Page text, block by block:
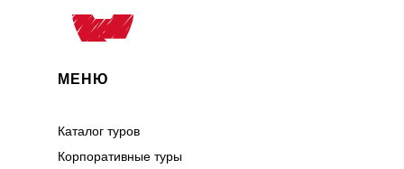
Каталог туров
Корпоративные туры
МЕНЮ